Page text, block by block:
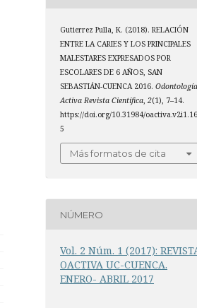
Gutierrez Pulla, K. (2018). RELACIÓN
ENTRE LA CARIES Y LOS PRINCIPALES
MALESTARES EXPRESADOS POR
ESCOLARES DE 6 AÑOS, SAN
SEBASTIÁN-CUENCA 2016.
Activa Revista Científica,2(1), 7–14.
https://doi.org/10.31984/
5
Más formatos de cita
NÚMERO
Vol. 2 Núm. 1 (2017):
OACTIVA UC-CUENCA.
ENERO- ABRIL 2017